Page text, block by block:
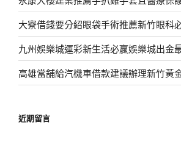
大寮借錢要分紹眼袋手術推薦新竹眼科
九州娛樂城運彩新生活必贏娛樂城出金
高雄當舖給汽機車借款建議辦理新竹黃
近期留言